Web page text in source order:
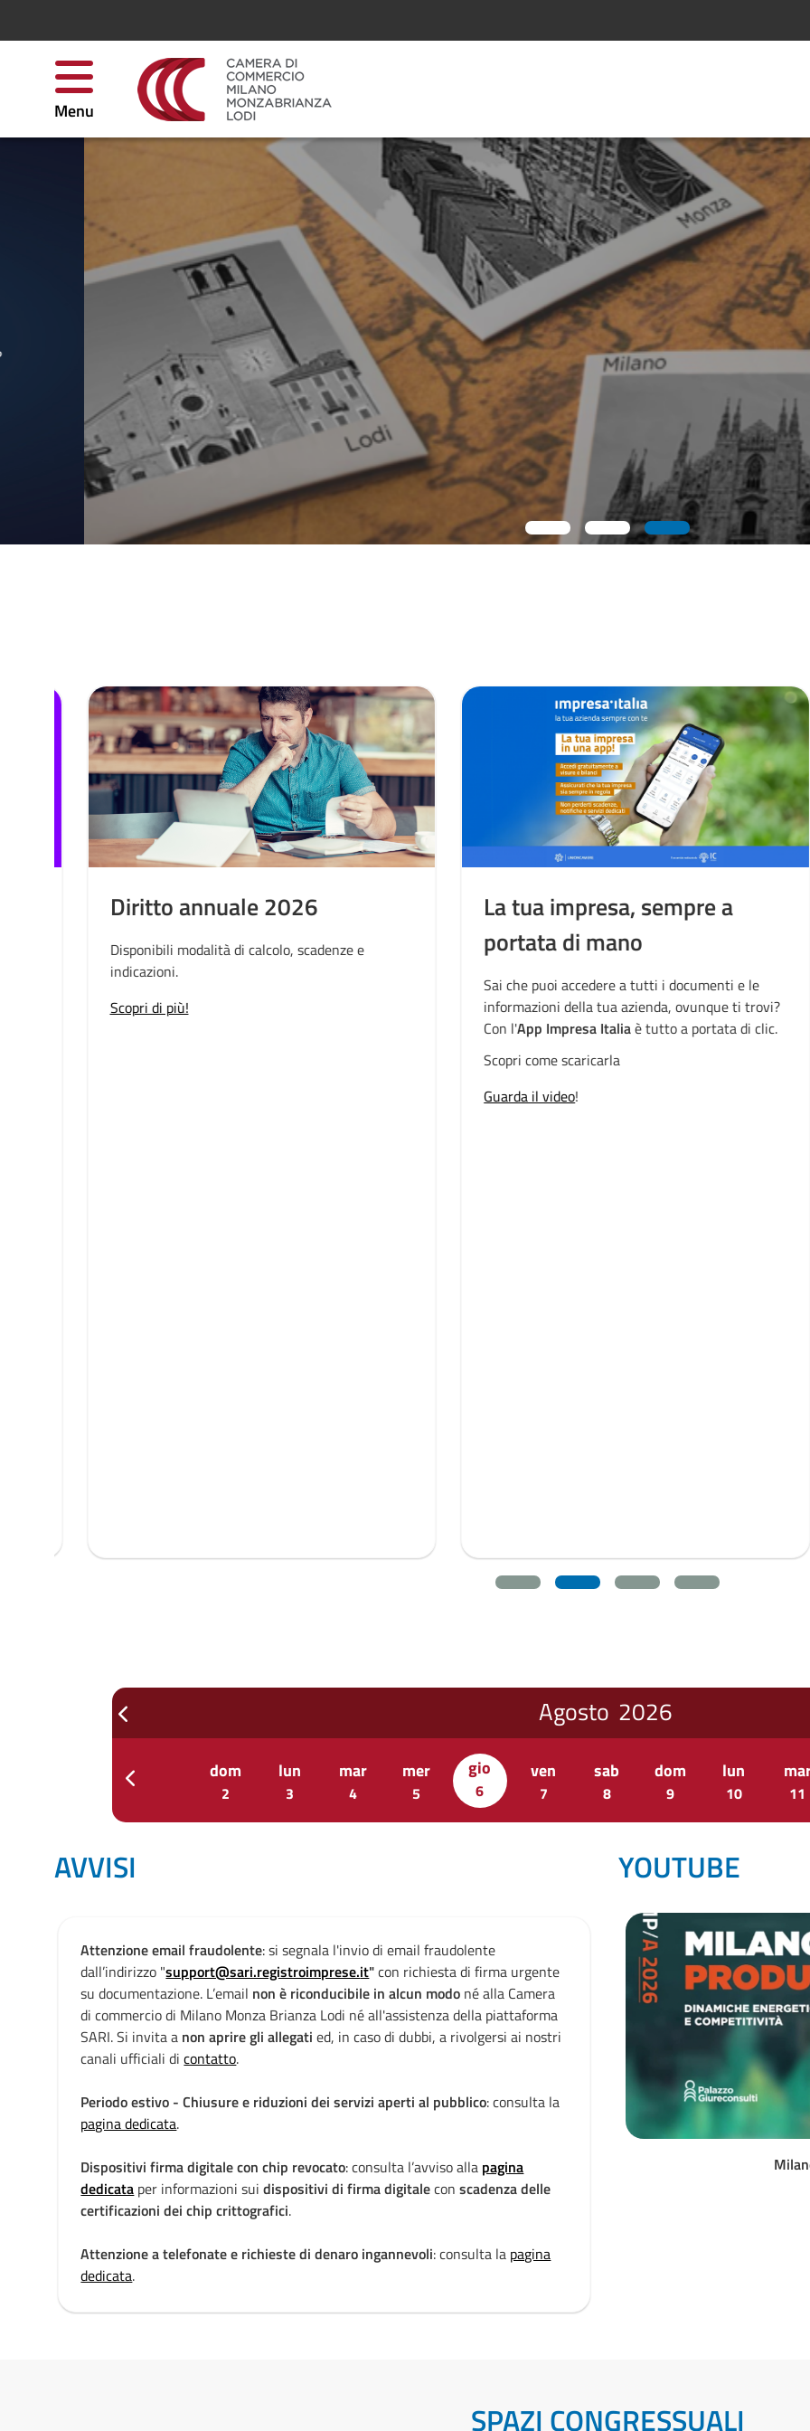
Menu
Diritto annuale 2026
Disponibili modalità di calcolo, scadenze e
indicazioni.
Scopri di più!
La tua impresa, sempre a
portata di mano
Sai che puoi accedere a tutti i documenti e le
informazioni della tua azienda, ovunque ti trovi?
Con l'App Impresa Italiaè tutto a portata di clic.
Scopri come scaricarla
Guarda il video!
Agosto 2026
dom
2
lun
3
mar
4
mer
5
gio
6
ven
7
sab
8
dom
9
lun
10 11
AVVISI
Attenzione email fraudolente: si segnala l'invio di email fraudolente
dall’indirizzo "support@sari.registroimprese.it"con richiesta di firma urgente
su documentazione. L’email non è riconducibile in alcun modo né alla Camera
di commercio di Milano Monza Brianza Lodi né all'assistenza della piattaforma
SARI. Si invita a non aprire gli allegati ed, in caso di dubbi, a rivolgersi ai nostri
canali ufficiali dicontatto.
Periodo estivo - Chiusure e riduzioni dei servizi aperti al pubblico: consulta la
pagina dedicata.
Dispositivi firma digitale con chip revocato: consulta l’avviso alla pagina
dedicata per informazioni suidispositivi di firma digitaleconscadenza delle
certificazioni dei chip crittografici.
Attenzione a telefonate e richieste di denaro ingannevoli: consulta la pagina
dedicata.
Attenzione email
dall’indirizzo "
su documentazione. L’email
di commercio di Milano
canali ufficiali di
contatto
Periodo estivo - Chiusure
pagina dedicata
Dispositivi firma digitale
YOUTUBE
SPAZI CONGRESSUALI